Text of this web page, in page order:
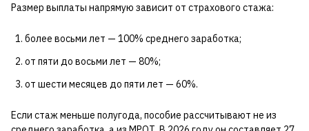
Размер выплаты напрямую зависит от страхового стажа:
более восьми лет — 100% среднего заработка;
от пяти до восьми лет — 80%;
от шести месяцев до пяти лет — 60%.
Если стаж меньше полугода, пособие рассчитывают не из